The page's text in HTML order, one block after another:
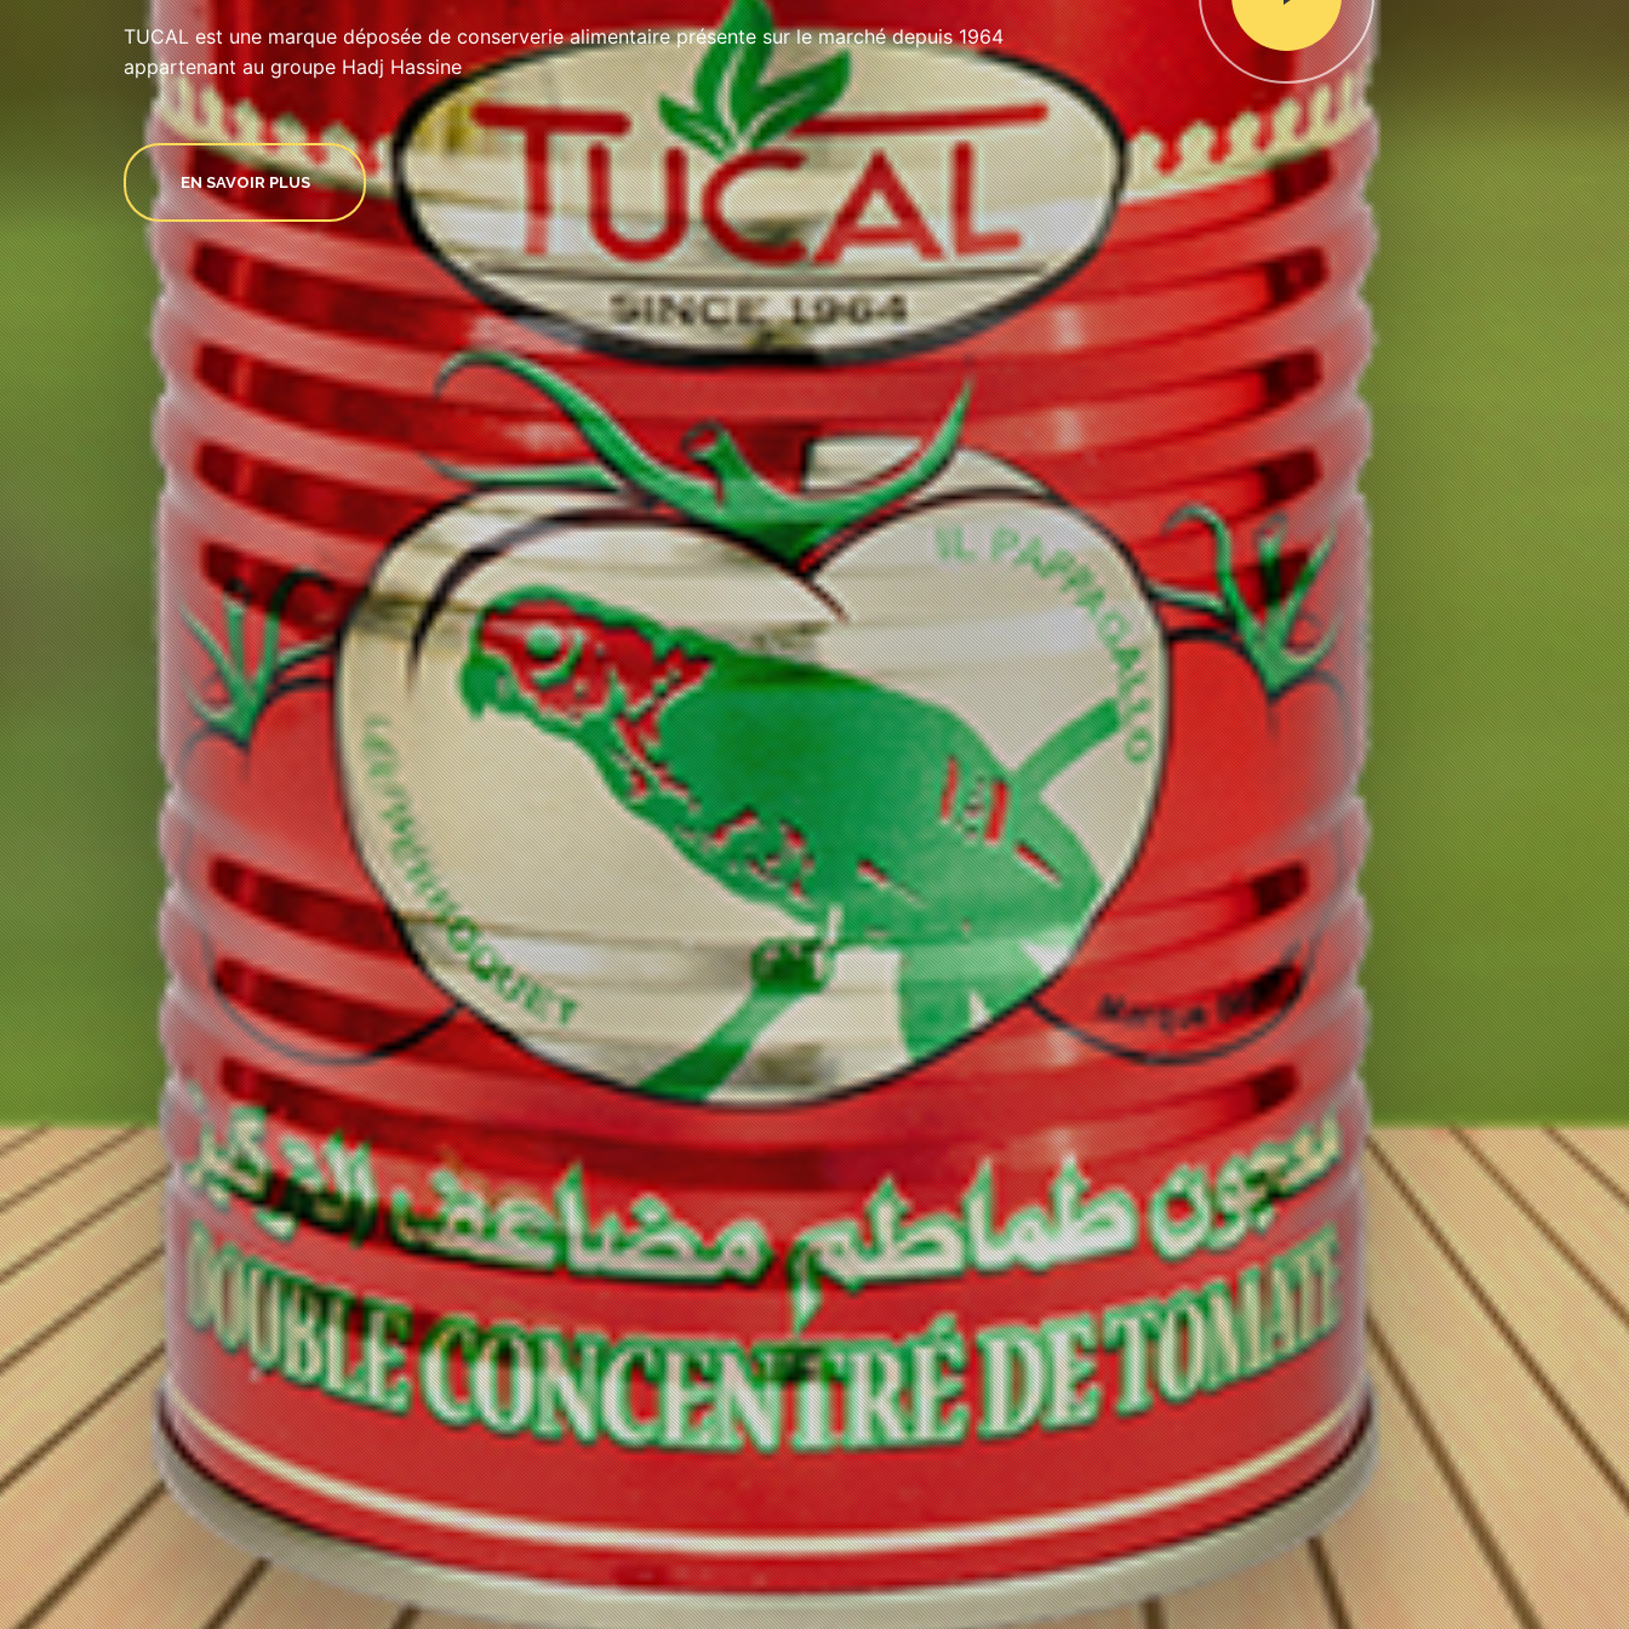
TUCAL est une marque déposée de conserverie alimentaire présente sur le marché depuis 1964
appartenant au groupe Hadj Hassine
EN SAVOIR PLUS